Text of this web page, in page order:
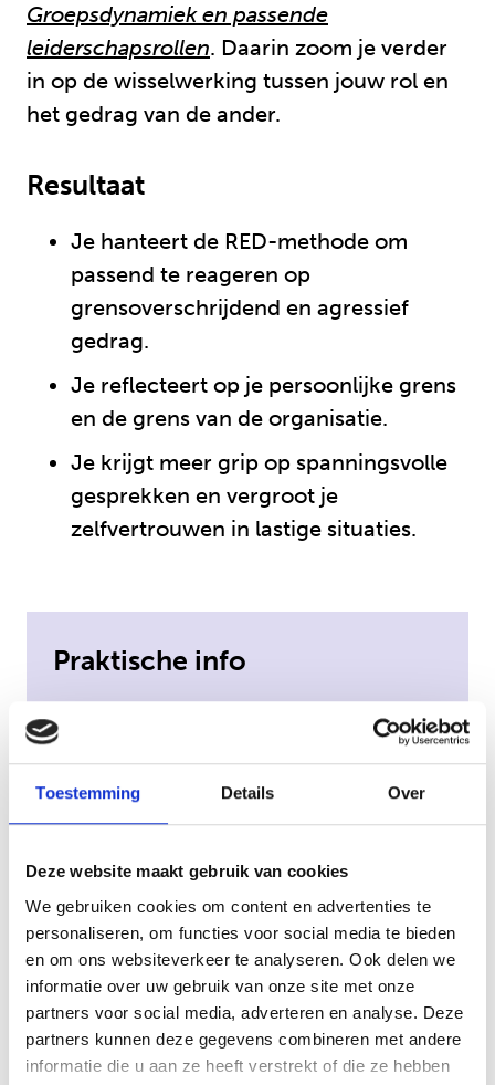
Toestemming Details Over
Deze website maakt gebruik van cookies
We gebruiken cookies om content en advertenties te
personaliseren, om functies voor social media te bieden
en om ons websiteverkeer te analyseren. Ook delen we
informatie over uw gebruik van onze site met onze
partners voor social media, adverteren en analyse. Deze
partners kunnen deze gegevens combineren met andere
informatie die u aan ze heeft verstrekt of die ze hebben
Groepsdynamiek en passende
leiderschapsrollen. Daarin zoom je verder
in op de wisselwerking tussen jouw rol en
het gedrag van de ander.
Resultaat
Je hanteert de RED-methode om
passend te reageren op
grensoverschrijdend en agressief
gedrag.
Je reflecteert op je persoonlijke grens
en de grens van de organisatie.
Je krijgt meer grip op spanningsvolle
gesprekken en vergroot je
zelfvertrouwen in lastige situaties.
Praktische info
Twee dagdelen van 4 uur.
In overleg is het ook mogelijk om
alleen dagdeel 1 af te nemen.
Dagdeel 2 is met een acteur.
Doelgroep:
De training is
passend voor alle professionals
Kosten: € 300,- P.P.